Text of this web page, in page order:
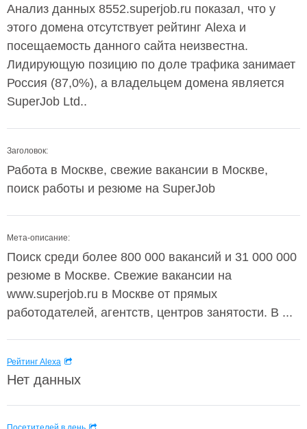
Анализ данных 8552.superjob.ru показал, что у
этого домена отсутствует рейтинг Alexa и
посещаемость данного сайта неизвестна.
Лидирующую позицию по доле трафика занимает
Россия (87,0%), а владельцем домена является
SuperJob Ltd..
Заголовок:
Работа в Москве, свежие вакансии в Москве,
поиск работы и резюме на SuperJob
Мета-описание:
Поиск среди более 800 000 вакансий и 31 000 000
резюме в Москве. Свежие вакансии на
www.superjob.ru в Москве от прямых
работодателей, агентств, центров занятости. В ...
Рейтинг Alexa
Нет данных